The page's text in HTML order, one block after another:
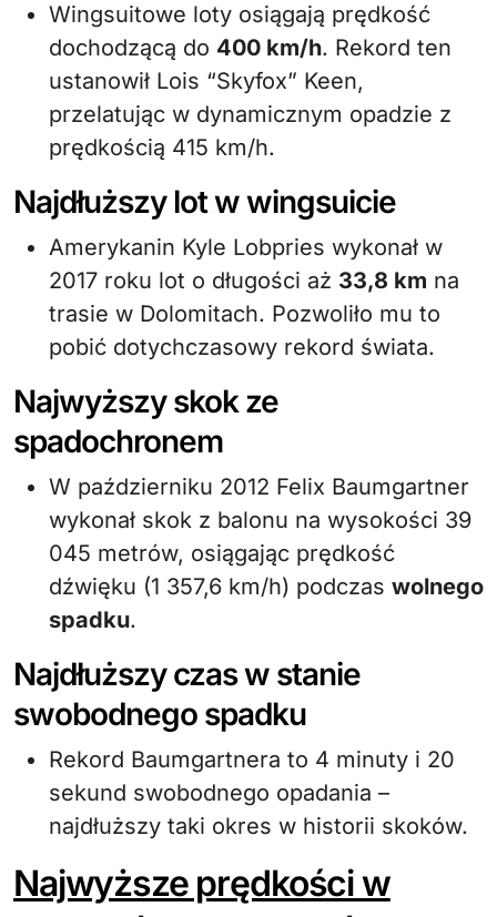
Wingsuitowe loty osiągają prędkość
dochodzącą do 400 km/h. Rekord ten
ustanowił Lois “Skyfox” Keen,
przelatując w dynamicznym opadzie z
prędkością 415 km/h.
Najdłuższy lot w wingsuicie
Amerykanin Kyle Lobpries wykonał w
2017 roku lot o długości aż 33,8 km na
trasie w Dolomitach. Pozwoliło mu to
pobić dotychczasowy rekord świata.
Najwyższy skok ze
spadochronem
W październiku 2012 Felix Baumgartner
wykonał skok z balonu na wysokości 39
045 metrów, osiągając prędkość
dźwięku (1 357,6 km/h) podczas wolnego
spadku.
Najdłuższy czas w stanie
swobodnego spadku
Rekord Baumgartnera to 4 minuty i 20
sekund swobodnego opadania –
najdłuższy taki okres w historii skoków.
Najwyższe prędkości w